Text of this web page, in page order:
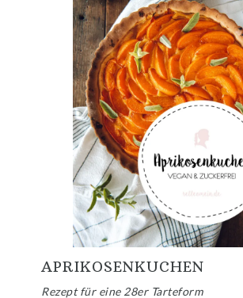
APRIKOSENKUCHEN
Rezept für eine 28er Tarteform